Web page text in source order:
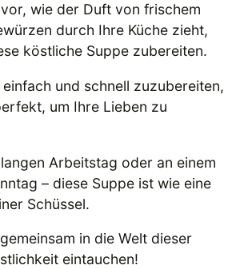
wie der Duft von frischem
durch Ihre Küche zieht,
köstliche Suppe zubereiten.
und schnell zuzubereiten,
um Ihre Lieben zu
Arbeitstag oder an einem
– diese Suppe ist wie eine
Schüssel.
in die Welt dieser
eintauchen!